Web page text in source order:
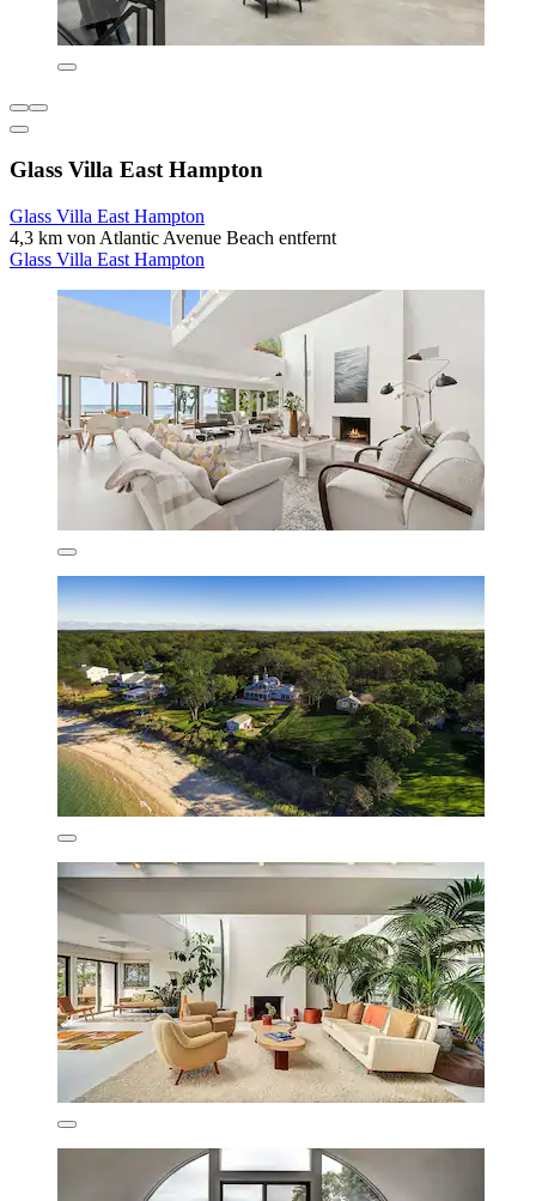
Glass Villa East Hampton
Glass Villa East Hampton
4,3 km von Atlantic Avenue Beach entfernt
Glass Villa East Hampton